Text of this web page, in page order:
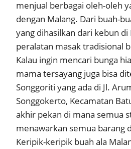
menjual berbagai oleh-oleh
dengan Malang. Dari buah-
yang dihasilkan dari kebun di
peralatan masak tradisional
Kalau ingin mencari bunga
mama tersayang juga bisa
Songgoriti yang ada di Jl.
Songgokerto, Kecamatan
akhir pekan di mana semua
menawarkan semua barang
Keripik-keripik buah ala